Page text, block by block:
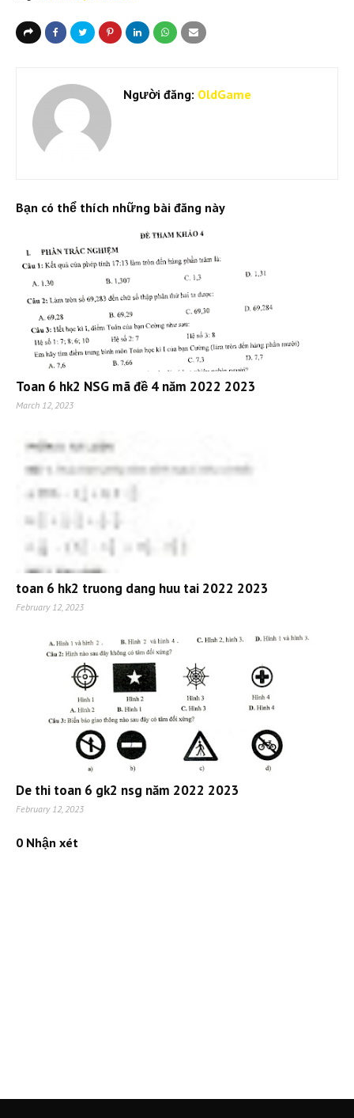
Người đăng: OldGame
Bạn có thể thích những bài đăng này
Toan 6 hk2 NSG mã đề 4 năm 2022 2023
March 12, 2023
toan 6 hk2 truong dang huu tai 2022 2023
February 12, 2023
De thi toan 6 gk2 nsg năm 2022 2023
February 12, 2023
0 Nhận xét